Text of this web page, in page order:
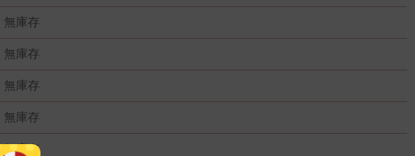
無庫存
無庫存
無庫存
無庫存
無庫存